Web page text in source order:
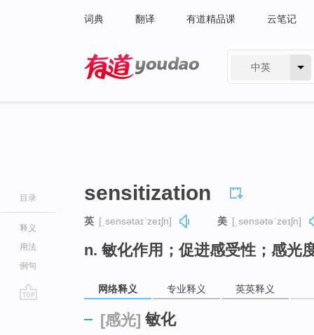
词典 翻译 有道精品课 云笔记
中英
目录
释义
用法
例句
sensitization
英 [ˌsensətaɪˈzeɪʃn] 美 [ˌsensətəˈzeɪʃn]
n. 敏化作用；促进感受性；感光
网络释义 专业释义 英英释义
[感光] 敏化